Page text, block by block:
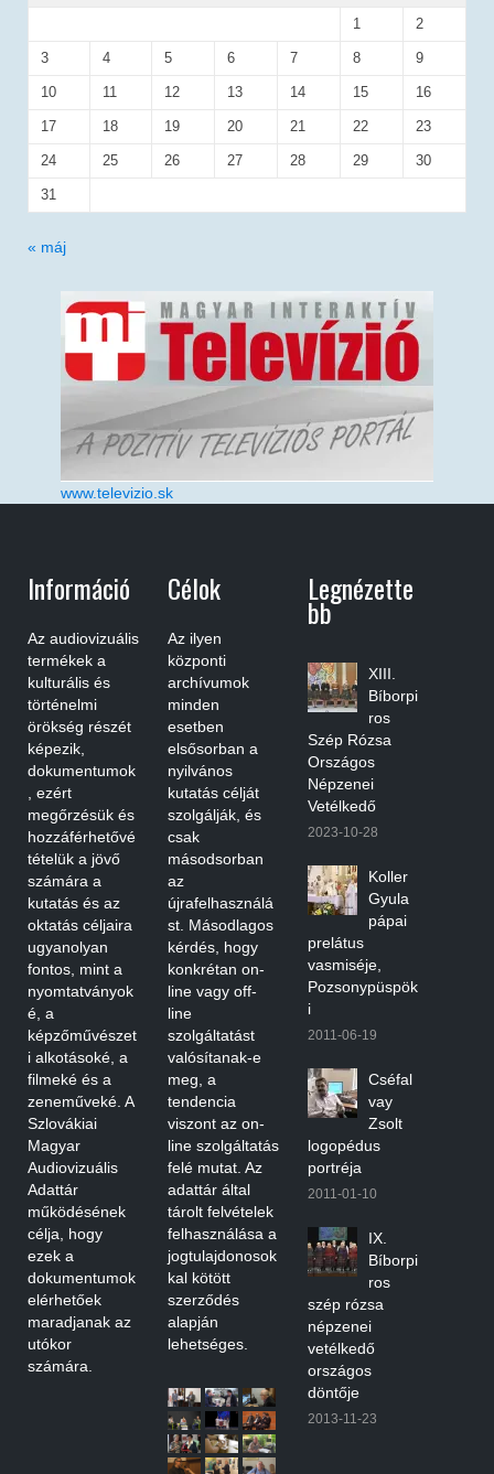
1 2
3 4 5 6 7 8 9
10 11 12 13 14 15 16
17 18 19 20 21 22 23
24 25 26 27 28 29 30
31
« máj
www.televizio.sk
Információ
Az audiovizuális
termékek a
kulturális és
történelmi
örökség részét
képezik,
dokumentumok
, ezért
megőrzésük és
hozzáférhetővé
tételük a jövő
számára a
kutatás és az
oktatás céljaira
ugyanolyan
fontos, mint a
nyomtatványok
é, a
képzőművészet
i alkotásoké, a
filmeké és a
zeneműveké. A
Szlovákiai
Magyar
Audiovizuális
Adattár
működésének
célja, hogy
ezek a
dokumentumok
elérhetőek
maradjanak az
utókor
számára.
Célok
Az ilyen
központi
archívumok
minden
esetben
elsősorban a
nyilvános
kutatás célját
szolgálják, és
csak
másodsorban
az
újrafelhasználá
st. Másodlagos
kérdés, hogy
konkrétan on-
line vagy off-
line
szolgáltatást
valósítanak-e
meg, a
tendencia
viszont az on-
line szolgáltatás
felé mutat. Az
adattár által
tárolt felvételek
felhasználása a
jogtulajdonosok
kal kötött
szerződés
alapján
lehetséges.
Legnézette
Bb
XIII.
Bíborpi
ros
Szép Rózsa
Országos
Népzenei
Vetélkedő
2023-10-28
Koller
Gyula
pápai
prelátus
vasmiséje,
Pozsonypüspök
i
2011-06-19
Cséfal
vay
Zsolt
logopédus
portréja
2011-01-10
IX.
Bíborpi
ros
szép rózsa
népzenei
vetélkedő
országos
döntője
2013-11-23